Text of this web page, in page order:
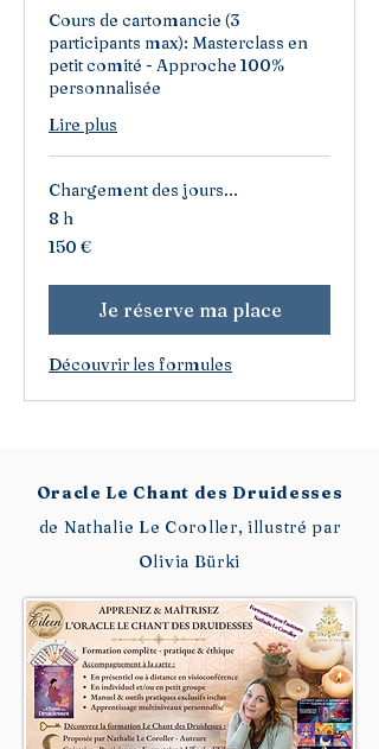
Cours de cartomancie (3
participants max): Masterclass en
petit comité - Approche 100%
personnalisée
Lire plus
Chargement des jours...
8 h
150
euros
150 €
Je réserve ma place
Découvrir les formules
Oracle Le Chant des Druidesses
de Nathalie Le Coroller, illustré par
Olivia Bürki